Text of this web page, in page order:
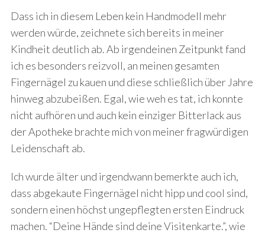
Dass ich in diesem Leben kein Handmodell mehr
werden würde, zeichnete sich bereits in meiner
Kindheit deutlich ab. Ab irgendeinen Zeitpunkt fand
ich es besonders reizvoll, an meinen gesamten
Fingernägel zu kauen und diese schließlich über Jahre
hinweg abzubeißen. Egal, wie weh es tat, ich konnte
nicht aufhören und auch kein einziger Bitterlack aus
der Apotheke brachte mich von meiner fragwürdigen
Leidenschaft ab.
Ich wurde älter und irgendwann bemerkte auch ich,
dass abgekaute Fingernägel nicht hipp und cool sind,
sondern einen höchst ungepflegten ersten Eindruck
machen. “Deine Hände sind deine Visitenkarte.”, wie